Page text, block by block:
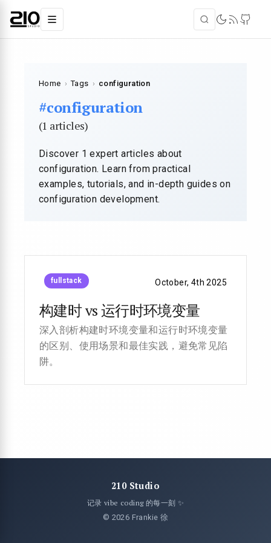
Home › Tags › configuration
#configuration
(1 articles)
Discover 1 expert articles about
configuration. Learn from practical
examples, tutorials, and in-depth guides on
configuration development.
fullstack October, 4th 2025
构建时 vs 运行时环境变量
深入剖析构建时环境变量和运行时环境变量
的区别、使用场景和最佳实践，避免常见陷
阱。
210 Studio
记录 vibe coding 的每一刻 ✨
© 2026 Frankie 徐